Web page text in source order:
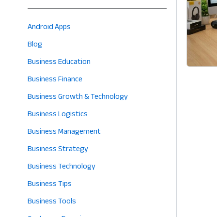
Android Apps
Blog
Business Education
Business Finance
Business Growth & Technology
Business Logistics
Business Management
Business Strategy
Business Technology
Business Tips
Business Tools